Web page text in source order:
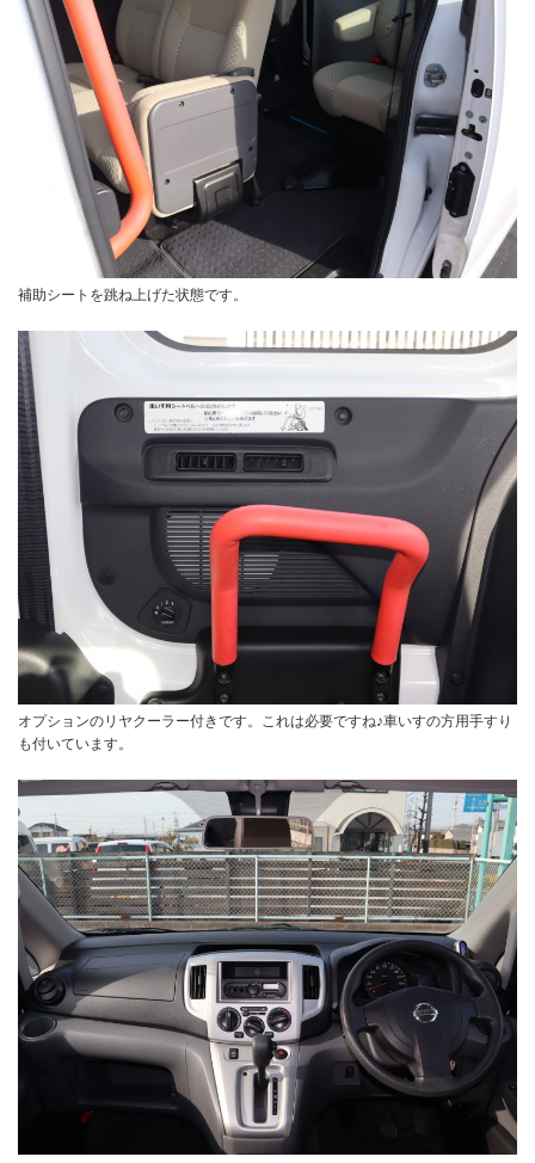
補助シートを跳ね上げた状態です。
オプションのリヤクーラー付きです。これは必要ですね♪車いすの方用手すり
も付いています。